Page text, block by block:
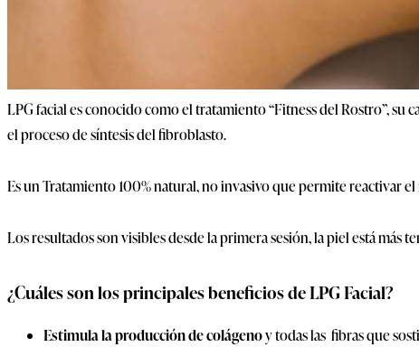
LPG facial es conocido como el tratamiento “Fitness del Rostro”,
el proceso de síntesis del fibroblasto.
Es un Tratamiento 100% natural, no invasivo que permite reactivar
Los resultados son visibles desde la primera sesión, la piel está más
¿Cuáles son los principales beneficios de LPG Facial?
Estimula la producción de colágenoy todas las fibras que